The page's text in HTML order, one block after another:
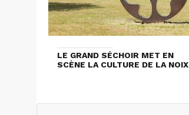
LE GRAND SÉCHOIR MET EN
SCÈNE LA CULTURE DE LA NOIX